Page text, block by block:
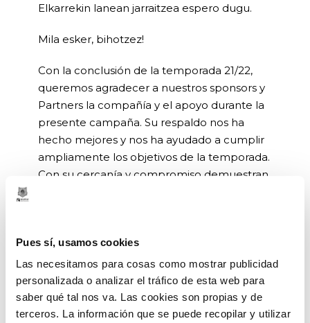
Pues sí, usamos cookies
Las necesitamos para cosas como mostrar publicidad
personalizada o analizar el tráfico de esta web para
saber qué tal nos va. Las cookies son propias y de
terceros. La información que se puede recopilar y utilizar
Elkarrekin lanean jarraitzea espero dugu.
Mila esker, bihotzez!
Con la conclusión de la temporada 21/22,
queremos agradecer a nuestros sponsors y
Partners la compañía y el apoyo durante la
presente campaña. Su respaldo nos ha
hecho mejores y nos ha ayudado a cumplir
ampliamente los objetivos de la temporada.
Con su cercanía y compromiso demuestran
Esperamos seguir trabajando juntos.
Muchas gracias por todo.